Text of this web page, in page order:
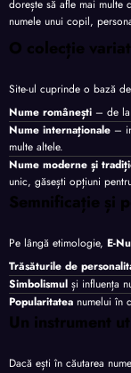
dorește să afle mai multe
numele unui copil,
O colecție
Site-ul cuprinde o bază
Nume românești – de
Nume internaționale –
multe altele.
Nume moderne și
unic, găsești opțiuni
Semnificație și
Pe lângă etimologie, E-
Trăsăturile de
Simbolismul și influența
Popularitatea numelui în
Un instrument
Dacă ești în căutarea